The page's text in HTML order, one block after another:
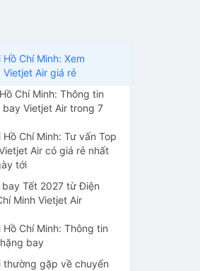
Chí Minh: Xem
Air giá rẻ
Chí Minh: Thông tin
Vietjet Air trong 7
Chí Minh: Tư vấn Top
Air có giá rẻ nhất
tới
Tết 2027 từ Điện
Minh Vietjet Air
Chí Minh: Thông tin
bay
thường gặp về chuyến